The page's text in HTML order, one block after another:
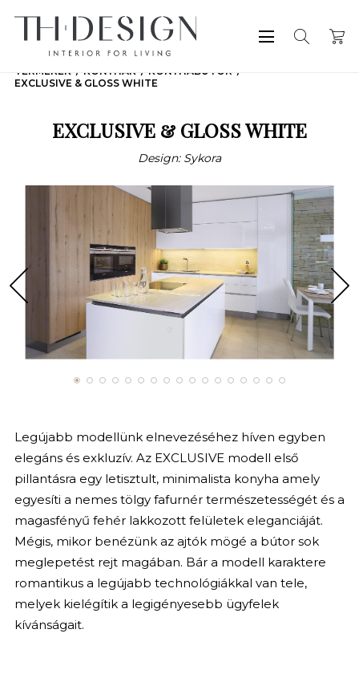
TERMÉKEK KONYHÁK
KONYHABÚTOR
EXCLUSIVE & GLOSS WHITE
EXCLUSIVE & GLOSS WHITE
Design: Sykora
Legújabb modellünk elnevezéséhez híven egyben
elegáns és exkluzív. Az EXCLUSIVE modell első
pillantásra egy letisztult, minimalista konyha amely
egyesíti a nemes tölgy fafurnér természetességét és a
magasfényű fehér lakkozott felületek eleganciáját.
Mégis, mikor benézünk az ajtók mögé a bútor sok
meglepetést rejt magában. Bár a modell karaktere
romantikus a legújabb technológiákkal van tele,
melyek kielégítik a legigényesebb ügyfelek
kívánságait.